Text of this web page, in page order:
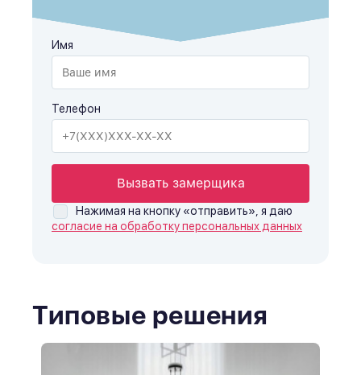
Имя
Телефон
Вызвать замерщика
Нажимая на кнопку «отправить», я даю
согласие на обработку персональных данных
Типовые решения